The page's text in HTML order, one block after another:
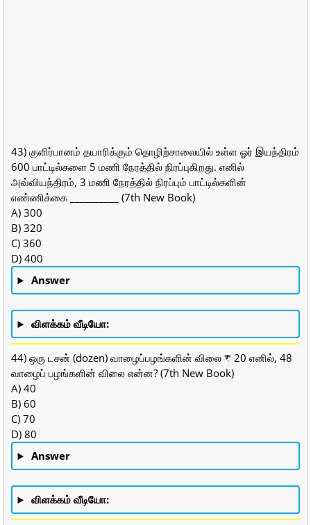
43) குளிர்பானம் தயாரிக்கும் தொழிற்சாலையில் உள்ள ஓர் இயந்திரம்
600 பாட்டில்களை 5 மணி நேரத்தில் நிரப்புகிறது. எனில்
அவ்வியந்திரம், 3 மணி நேரத்தில் நிரப்பும் பாட்டில்களின்
எண்ணிக்கை __________ (7th New Book)
A) 300
B) 320
C) 360
D) 400
Answer
விளக்கம் வீடியோ:
44) ஒரு டசன் (dozen) வாழைப்பழங்களின் விலை ₹ 20 எனில், 48
வாழைப் பழங்களின் விலை என்ன? (7th New Book)
A) 40
B) 60
C) 70
D) 80
Answer
விளக்கம் வீடியோ: